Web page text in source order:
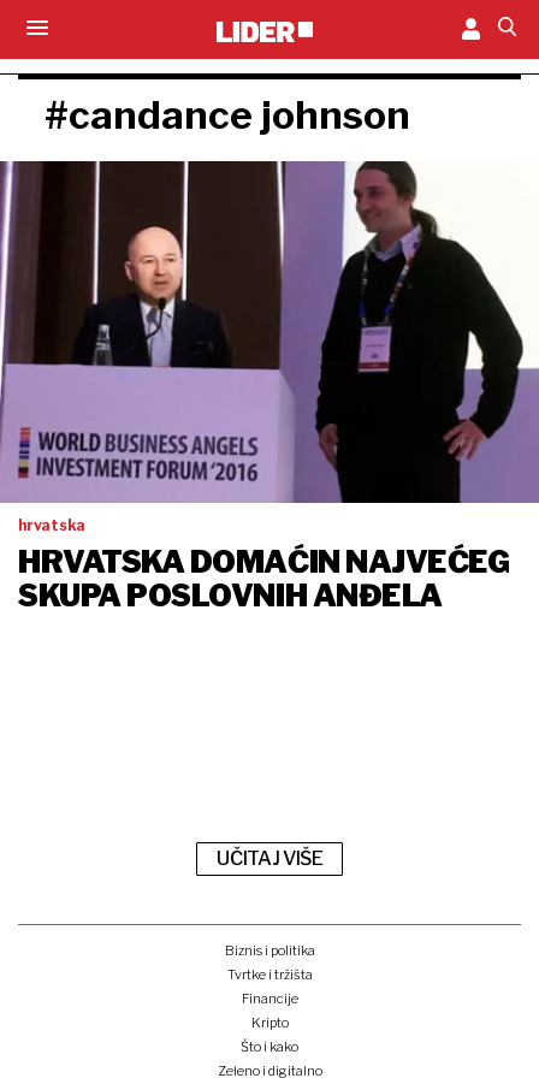
#candance johnson
hrvatska
HRVATSKA DOMAĆIN NAJVEĆEG
SKUPA POSLOVNIH ANĐELA
UČITAJ VIŠE
Biznis i politika
Tvrtke i tržišta
Financije
Kripto
Što i kako
Zeleno i digitalno